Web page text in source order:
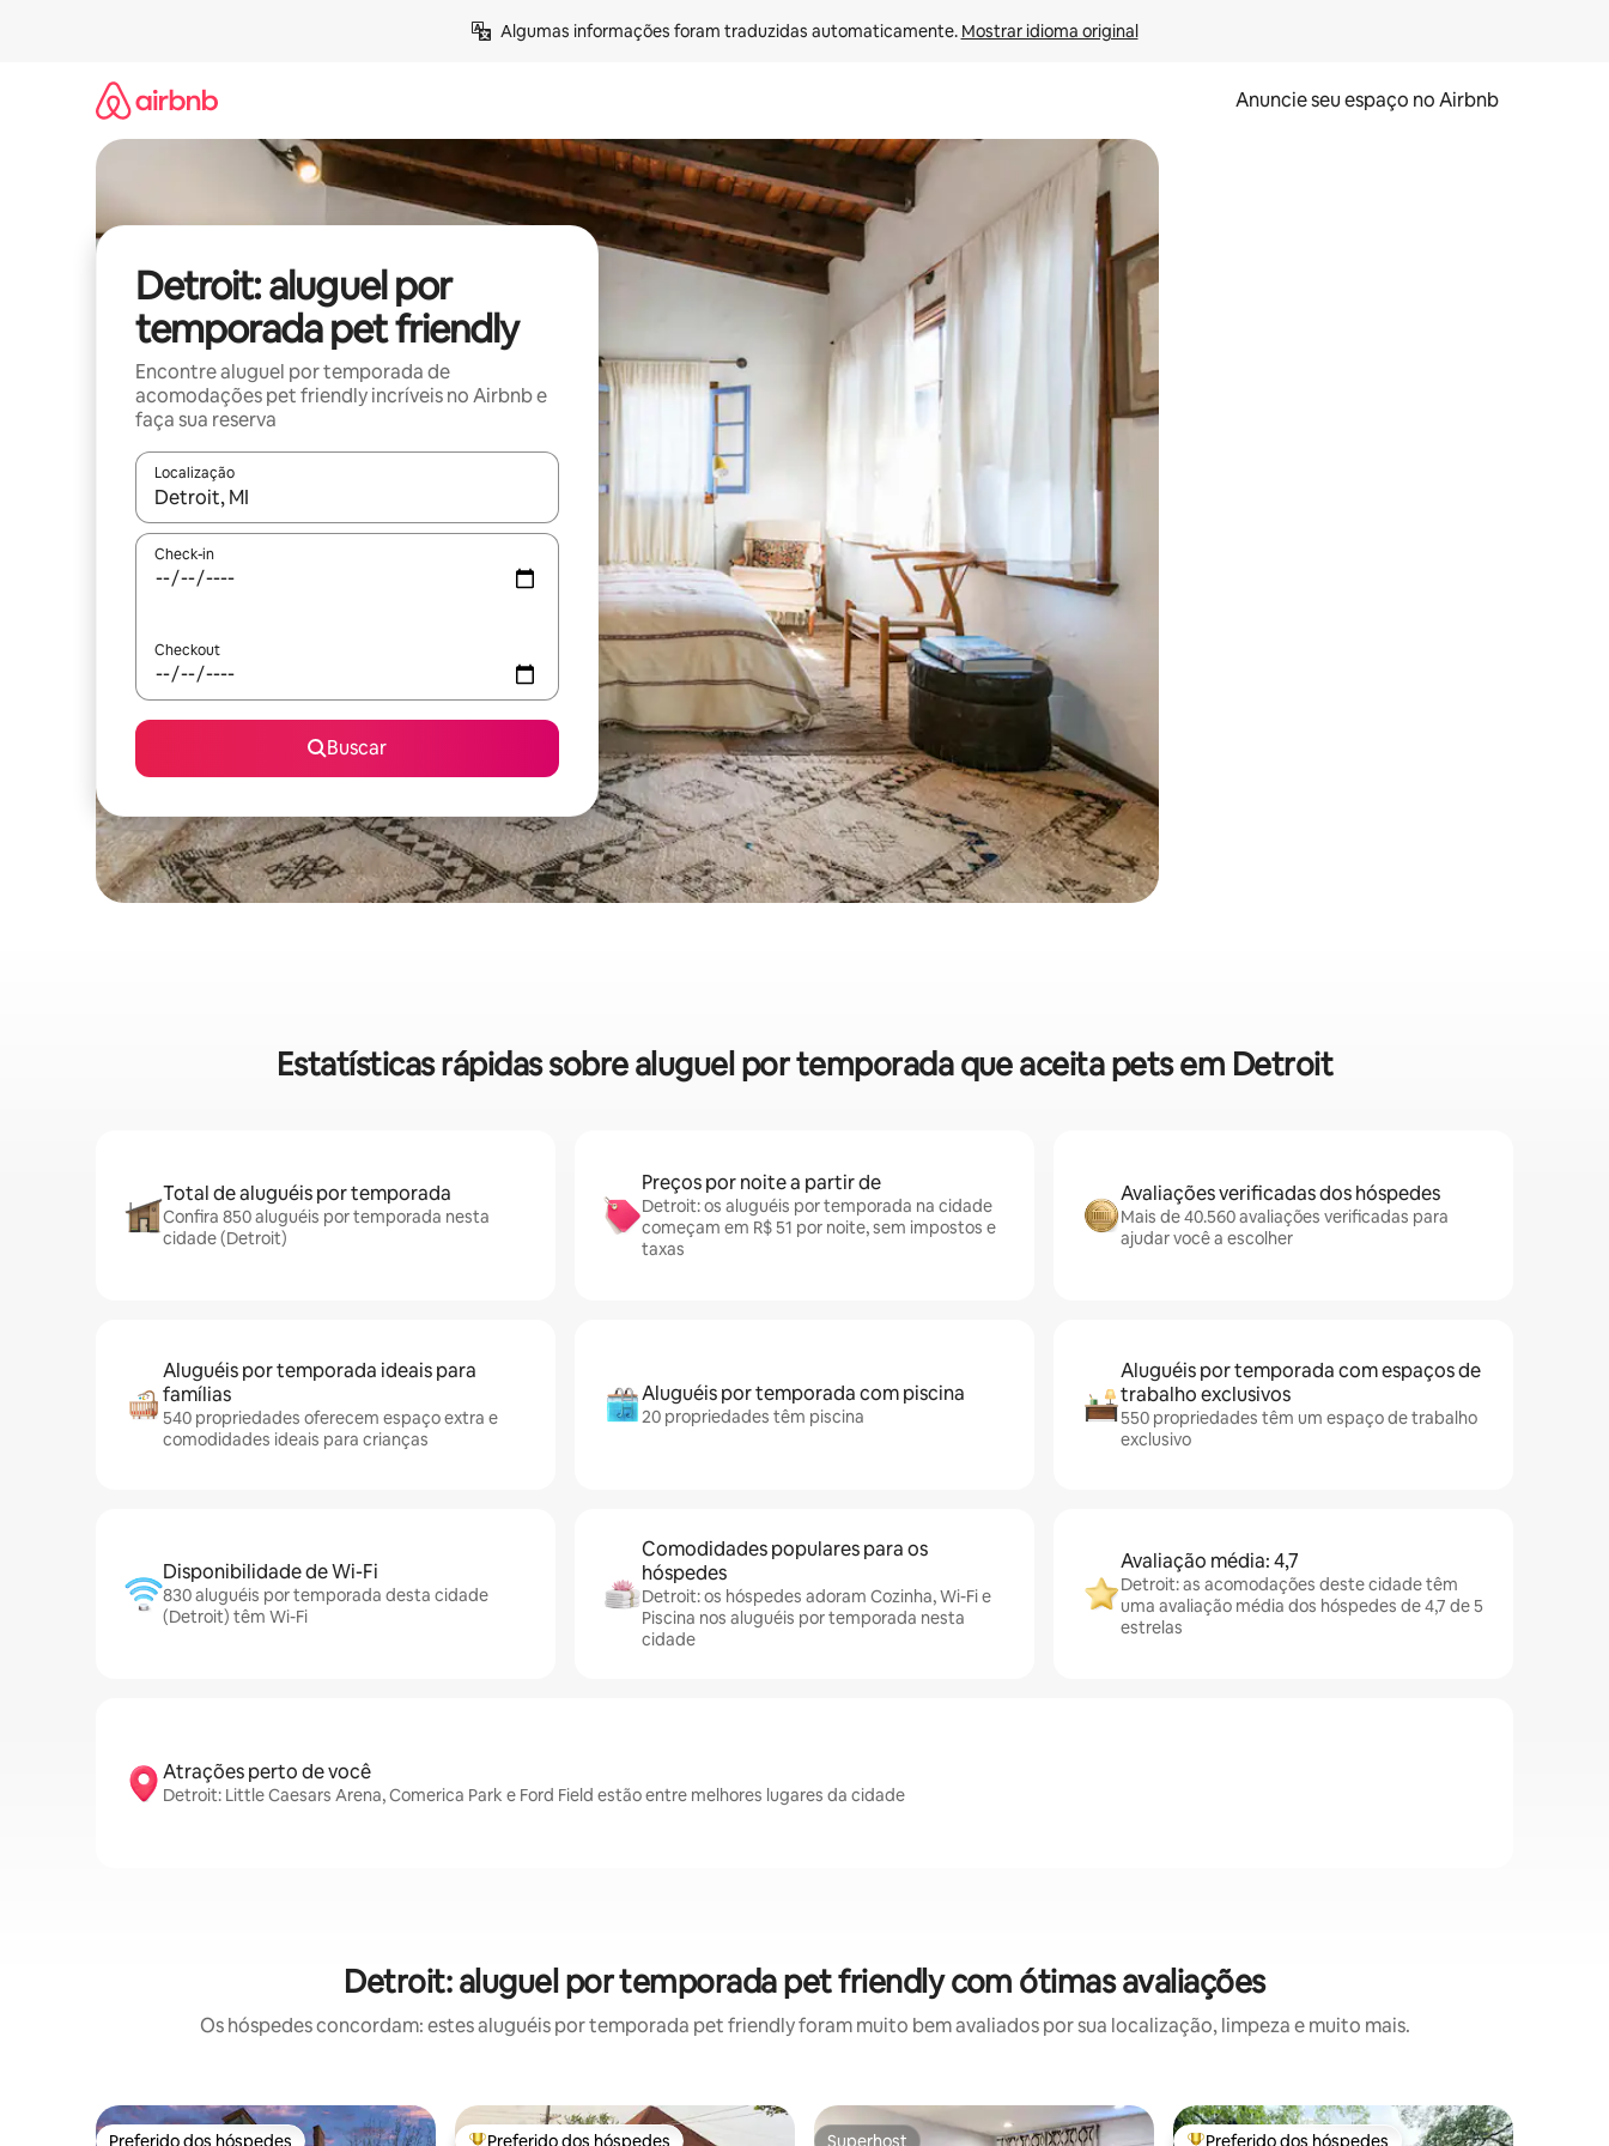
Algumas informações foram traduzidas automaticamente. Mostrar idioma original
Anuncie seu espaço no Airbnb
Detroit: aluguel por
temporada pet friendly
Encontre aluguel por temporada de
acomodações pet friendly incríveis no Airbnb e
faça sua reserva
Localização
Quando os resultados estiverem disponíveis, explore-os usando as seta para cima e para baixo do teclado ou tocando e deslizando o dedo na tela.
Check-in
Checkout
Buscar
Estatísticas rápidas sobre aluguel por temporada que aceita pets em Detroit
Total de aluguéis por temporada
Confira 850 aluguéis por temporada nesta
cidade (Detroit)
Preços por noite a partir de
Detroit: os aluguéis por temporada na cidade
começam em R$ 51 por noite, sem impostos e
taxas
Avaliações verificadas dos hóspedes
Mais de 40.560 avaliações verificadas para
ajudar você a escolher
Aluguéis por temporada ideais para
famílias
540 propriedades oferecem espaço extra e
comodidades ideais para crianças
Aluguéis por temporada com piscina
20 propriedades têm piscina
Aluguéis por temporada com espaços de
trabalho exclusivos
550 propriedades têm um espaço de trabalho
exclusivo
Disponibilidade de Wi-Fi
830 aluguéis por temporada desta cidade
(Detroit) têm Wi-Fi
Comodidades populares para os
hóspedes
Detroit: os hóspedes adoram Cozinha, Wi-Fi e
Piscina nos aluguéis por temporada nesta
cidade
Avaliação média: 4,7
Detroit: as acomodações deste cidade têm
uma avaliação média dos hóspedes de 4,7 de 5
estrelas
Atrações perto de você
Detroit: Little Caesars Arena, Comerica Park e Ford Field estão entre melhores lugares da cidade
Detroit: aluguel por temporada pet friendly com ótimas avaliações
Os hóspedes concordam: estes aluguéis por temporada pet friendly foram muito bem avaliados por sua localização, limpeza e muito mais.
Preferido dos hóspedes Preferido dos hóspedes Superhost Preferido dos hóspedes